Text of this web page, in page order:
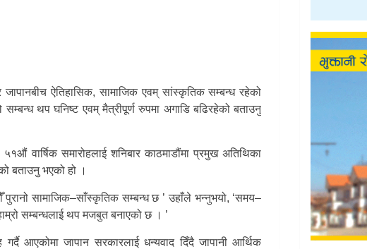
ऐतिहासिक, सामाजिक एवम् सांस्कृतिक सम्बन्ध रहेको
थप घनिष्ट एवम् मैत्रीपूर्ण रुपमा अगाडि बढिरहेको बताउनु
वार्षिक समारोहलाई शनिबार काठमाडौंमा प्रमुख अतिथिका
बताउनु भएको हो ।
पुरानो सामाजिक–साँस्कृतिक सम्बन्ध छ ’ उहाँले भन्नुभयो, ‘समय–
सम्बन्धलाई थप मजबुत बनाएको छ । ’
आएकोमा जापान सरकारलाई धन्यवाद दिँदै जापानी आर्थिक